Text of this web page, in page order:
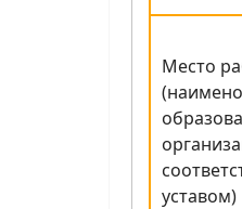
Место
уставом)